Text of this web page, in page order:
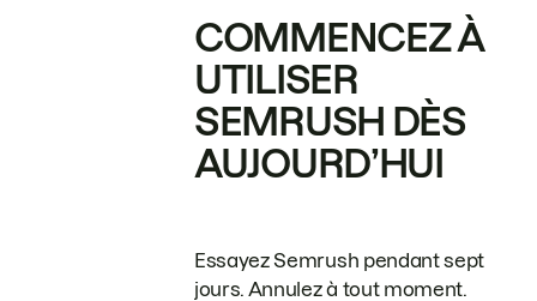
COMMENCEZ À
UTILISER
SEMRUSH DÈS
AUJOURD’HUI
Essayez Semrush pendant sept
jours. Annulez à tout moment.